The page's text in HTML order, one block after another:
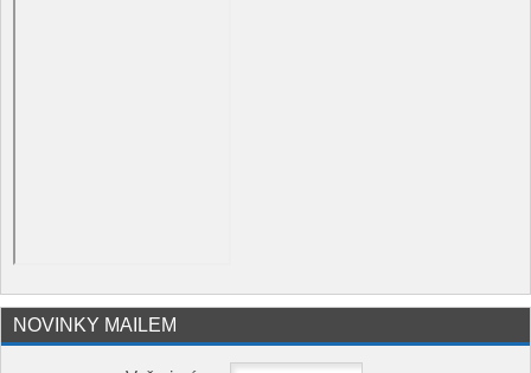
NOVINKY MAILEM